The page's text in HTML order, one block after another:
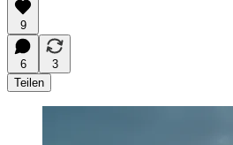
9
6
3
Teilen